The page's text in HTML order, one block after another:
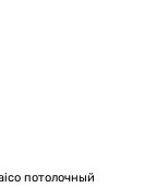
потолочный